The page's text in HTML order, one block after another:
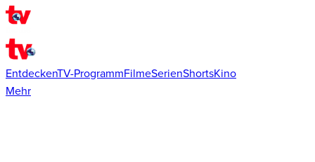
EntdeckenTV-ProgrammFilmeSerienShortsKino
Mehr